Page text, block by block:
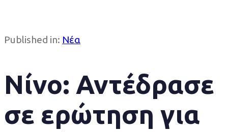
Published in: Νέα
Νίνο: Αντέδρασε
σε ερώτηση για